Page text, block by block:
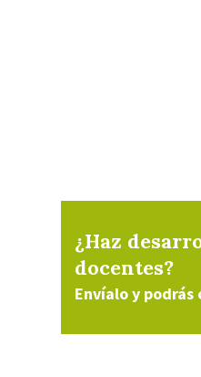
¿Haz
docentes?
Envíalo y